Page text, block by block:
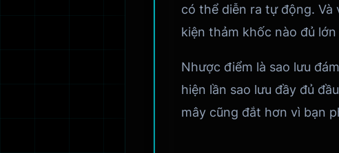
có thể diễn ra tự động.
kiện thảm khốc nào đủ
Nhược điểm là sao lưu
hiện lần sao lưu đầy đủ
mây cũng đắt hơn vì bạn